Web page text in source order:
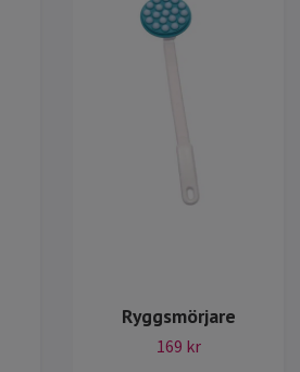
Ryggsmörjare
169 kr